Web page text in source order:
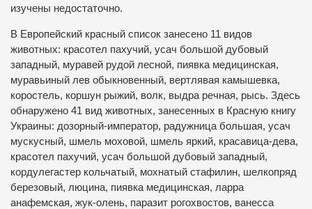
изучены недостаточно.
В Европейский красный список занесено 11 видов
животных: красотел пахучий, усач большой дубовый
западный, муравей рудой лесной, пиявка медицинская,
муравьиный лев обыкновенный, вертлявая камышевка,
коростель, коршун рыжий, волк, выдра речная, рысь. Здесь
обнаружено 41 вид животных, занесенных в Красную книгу
Украины: дозорный-император, радужница большая, усач
мускусный, шмель моховой, шмель яркий, красавица-дева,
красотел пахучий, усач большой дубовый западный,
кордулегастер кольчатый, мохнатый стафилин, шелкопряд
березовый, люцина, пиявка медицинская, ларра
анафемская, жук-олень, паразит рогохвостов, ванесса